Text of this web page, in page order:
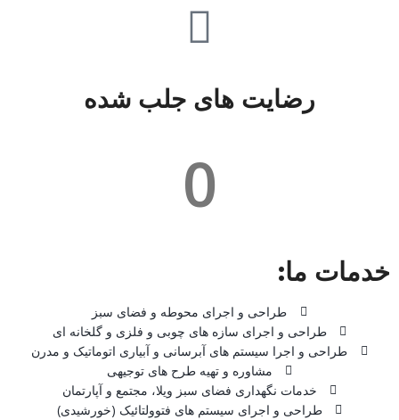
رضایت های جلب شده
0
خدمات ما:
طراحی و اجرای محوطه و فضای سبز
طراحی و اجرای سازه های چوبی و فلزی و گلخانه ای
طراحی و اجرا سیستم های آبرسانی و آبیاری اتوماتیک و مدرن
مشاوره و تهیه طرح های توجیهی
خدمات نگهداری فضای سبز ویلا، مجتمع و آپارتمان
طراحی و اجرای سیستم های فتوولتائیک (خورشیدی)